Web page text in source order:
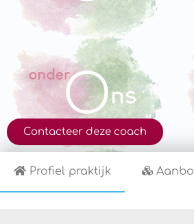
Contacteer deze coach
Profiel praktijk